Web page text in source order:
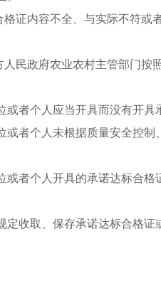
证内容不全、与实际不符或
民政府农业农村主管部门按
者个人应当开具而没有开具
或者个人未根据质量安全控
或者个人开具的承诺达标合
定收取、保存承诺达标合格证